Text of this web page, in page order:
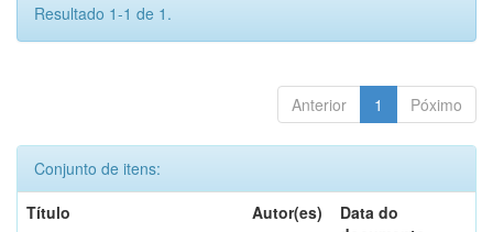
Resultado 1-1 de 1.
Anterior 1 Póximo
Conjunto de itens:
Título
Autor(es)
Data do